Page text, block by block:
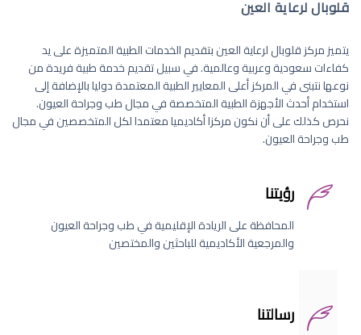
قلوبال لرعاية العين
يتميز مركز قلوبال لرعاية العين بتقديم الخدمات الطبية المتميزة على يد
كفاءات سعودية وعربية وعالمية. في سبيل تقديم خدمة طبية فريدة من
نوعها نتبنى في المركز أعلى المعايير الطبية المعتمدة دوليا بالإضافة إلى
استخدام أحدث الأجهزة الطبية المتخصصة في مجال طب وجراحة العيون.
نحرص كذلك على أن نكون مركزا أكاديميا معتمدا لكل المتخصصين في مجال
طب وجراحة العيون.
رؤيتنا
المحافظة على الريادة الإقليمية في طب وجراحة العيون
والمرجعية الأكاديمية للباحثين والمختصين
رسالتنا